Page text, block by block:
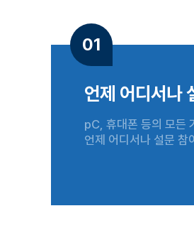
01
언제 어디서나
pC, 휴대폰 등의 모든
언제 어디서나 설문 참